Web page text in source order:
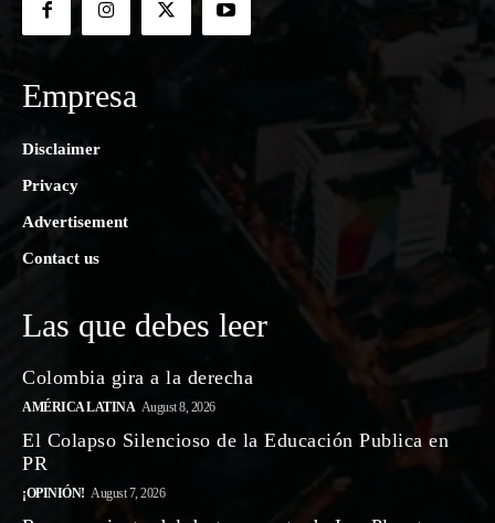
Empresa
Disclaimer
Privacy
Advertisement
Contact us
Las que debes leer
Colombia gira a la derecha
AMÉRICA LATINA August 8, 2026
El Colapso Silencioso de la Educación Publica en
PR
¡OPINIÓN! August 7, 2026